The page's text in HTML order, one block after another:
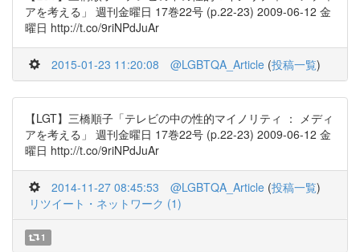
アを考える」 週刊金曜日 17巻22号 (p.22-23) 2009-06-12 金
曜日 http://t.co/9riNPdJuAr
2015-01-23 11:20:08 @LGBTQA_Article (投稿一覧)
【LGT】三橋順子「テレビの中の性的マイノリティ ： メディ
アを考える」 週刊金曜日 17巻22号 (p.22-23) 2009-06-12 金
曜日 http://t.co/9riNPdJuAr
2014-11-27 08:45:53 @LGBTQA_Article (投稿一覧)
リツイート・ネットワーク (1)
1